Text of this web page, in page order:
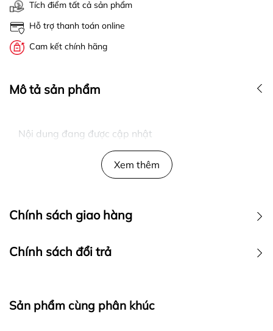
Tích điểm tất cả sản phẩm
Hỗ trợ thanh toán online
Cam kết chính hãng
Mô tả sản phẩm
Nội dung đang được cập nhật
Xem thêm
Chính sách giao hàng
Chính sách đổi trả
Sản phẩm cùng phân khúc